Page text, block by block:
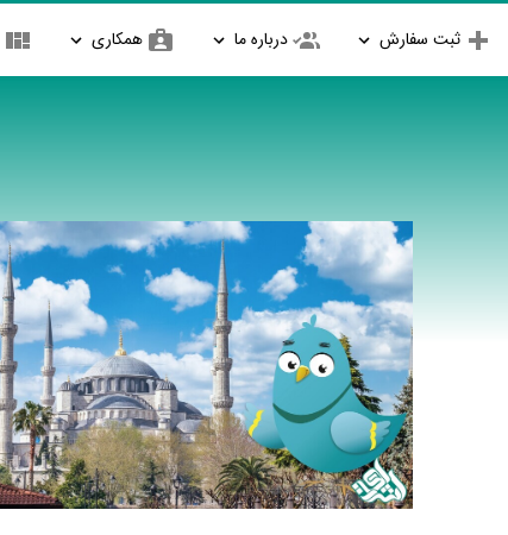
ثبت سفارش درباره ما همکاری